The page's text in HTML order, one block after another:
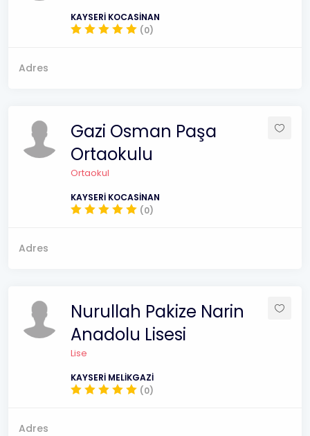
KAYSERİ KOCASİNAN
(0)
Adres
Gazi Osman Paşa
Ortaokulu
Ortaokul
KAYSERİ KOCASİNAN
(0)
Adres
Nurullah Pakize Narin
Anadolu Lisesi
Lise
KAYSERİ MELİKGAZİ
(0)
Adres